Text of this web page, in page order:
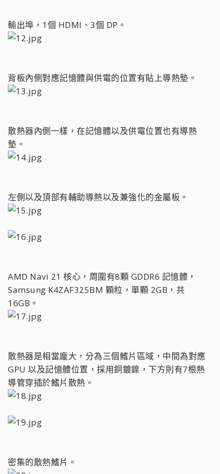
輸出埠，1個 HDMI、3個 DP。
背板內側對應記憶體與供電的位置有貼上導熱墊。
散熱器內側一樣，在記憶體以及供電位置也有導熱
墊。
左側以及頂部有輔助導熱以及兼強化的金屬板。
AMD Navi 21 核心，周圍有8顆 GDDR6 記憶體，
Samsung K4ZAF325BM 顆粒，單顆 2GB，共
16GB。
散熱器是相當龐大，分為三個鰭片區域，中間為對應
GPU 以及記憶體位置，採用銅鍍鎳，下方則有7根熱
導管穿插於鰭片散熱。
密集的散熱鰭片。